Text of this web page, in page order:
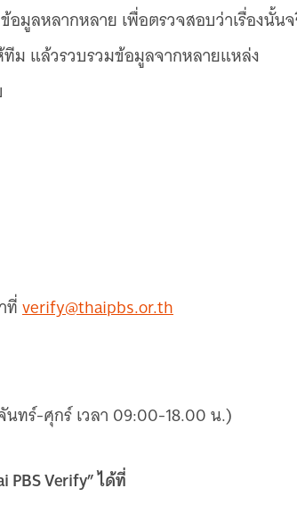
มูลหลากหลาย เพื่อตรวจสอบว่าเรื่องนั้น
ม แล้วรวบรวมข้อมูลจากหลายแหล่ง
ที่verify@thaipbs.or.th
ทร์-ศุกร์ เวลา 09:00-18.00 น.)
Verify” ได้ที่